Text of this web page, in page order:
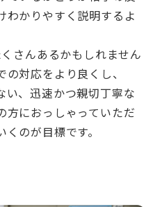
わかりやすく説明するよ
さんあるかもしれません
対応をより良くし、
い、迅速かつ親切丁寧な
方におっしゃっていただ
のが目標です。